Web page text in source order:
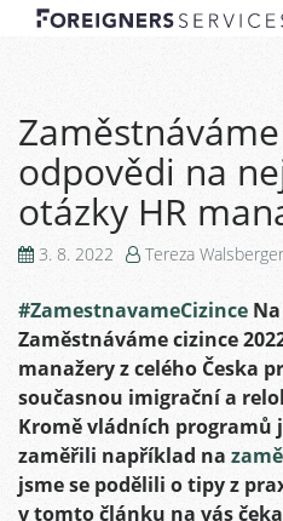
odpovědi na
otázky HR
3. 8. 2022 Tereza
#ZamestnavameCizince
Zaměstnáváme cizince
manažery z celého Česka
současnou imigrační a
Kromě vládních programů
zaměřili například na
jsme se podělili o tipy z
v tomto článku na vás